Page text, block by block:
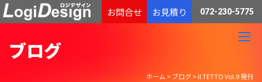
通販物流専門 低価格・発送代行のロジデザイン
お問合せ お見積り 072-230-5775
ブログ
ホーム >ブログ>il TETTO Vol.9 発刊